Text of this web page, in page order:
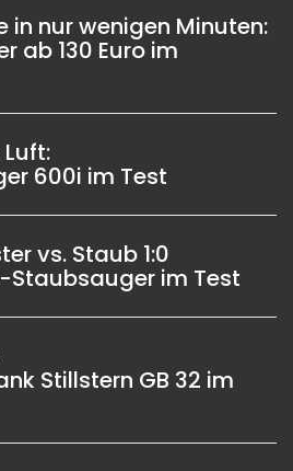
in nur wenigen Minuten:
ab 130 Euro im
600i im Test
vs. Staub 1:0
Staubsauger im Test
Stillstern GB 32 im